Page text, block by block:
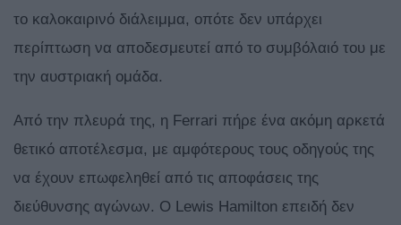
το καλοκαιρινό διάλειμμα, οπότε δεν υπάρχει
περίπτωση να αποδεσμευτεί από το συμβόλαιό του με
την αυστριακή ομάδα.
Από την πλευρά της, η Ferrari πήρε ένα ακόμη αρκετά
θετικό αποτέλεσμα, με αμφότερους τους οδηγούς της
να έχουν επωφεληθεί από τις αποφάσεις της
διεύθυνσης αγώνων. O Lewis Hamilton επειδή δεν